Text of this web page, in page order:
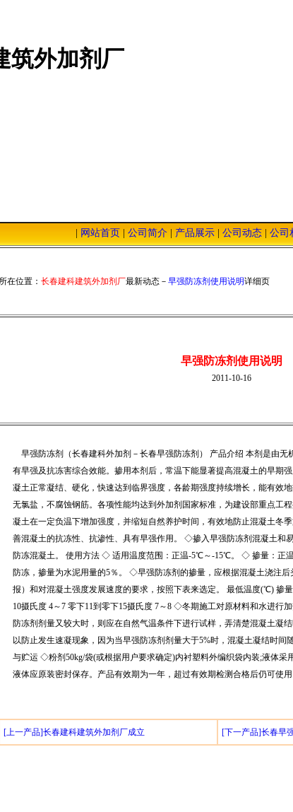
我们将以优质的服务，低廉的价格，恭迎您的光临！
网站首页| 公司简介| 产品展示| 公司动态| 公司
筑外加剂厂
所在位置： 长春建科建筑外加剂厂最新动态－ 早强防冻剂使用说明详细页
早强防冻剂使用说明
2011-10-16
早强防冻剂（长春建科外加剂－长春早强防冻剂） 产品介绍 本剂是由无
有早强及抗冻害综合效能。掺用本剂后，常温下能显著提高混凝土的早期
凝土正常凝结、硬化，快速达到临界强度，各龄期强度持续增长，能有效
无氯盐，不腐蚀钢筋。各项性能均达到外加剂国家标准，为建设部重点工
凝土在一定负温下增加强度，并缩短自然养护时间，有效地防止混凝土冬
善混凝土的抗冻性、抗渗性、具有早强作用。 ◇掺入早强防冻剂混凝土和
防冻混凝土。 使用方法 ◇ 适用温度范围：正温-5℃～-15℃。 ◇ 掺量：正
防冻，掺量为水泥用量的5％。 ◇早强防冻剂的掺量，应根据混凝土浇注
报）和对混凝土强度发展速度的要求，按照下表来选定。 最低温度(℃) 掺
10摄氏度 4～7 零下11到零下15摄氏度 7～8 ◇冬期施工对原材料和水进行
防冻剂剂量又较大时，则应在自然气温条件下进行试样，弄清楚混凝土凝
以防止发生速凝现象，因为当早强防冻剂剂量大于5%时，混凝土凝结时间
与贮运 ◇粉剂50kg/袋(或根据用户要求确定)内衬塑料外编织袋内装;液体
液体应原装密封保存。产品有效期为一年，超过有效期检测合格后仍可使用
[上一产品]长春建科建筑外加剂厂成立 [下一产品]长春早